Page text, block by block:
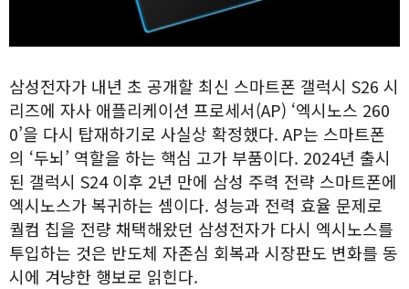
삼성전자가 내년 초 공개할 최신 스마트폰 갤럭시 S26 시
리즈에 자사 애플리케이션 프로세서(AP) ‘엑시노스 260
0’을 다시 탑재하기로 사실상 확정했다. AP는 스마트폰
의 ‘두뇌’ 역할을 하는 핵심 고가 부품이다. 2024년 출시
된 갤럭시 S24 이후 2년 만에 삼성 주력 전략 스마트폰에
엑시노스가 복귀하는 셈이다. 성능과 전력 효율 문제로
퀄컴 칩을 전량 채택해왔던 삼성전자가 다시 엑시노스를
투입하는 것은 반도체 자존심 회복과 시장판도 변화를 동
시에 겨냥한 행보로 읽힌다.